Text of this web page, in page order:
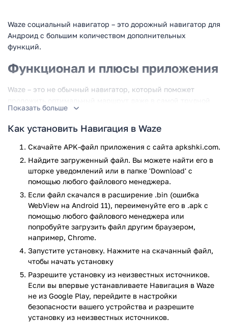
Waze социальный навигатор – это дорожный навигатор для
Андроид с большим количеством дополнительных
функций.
Функционал и плюсы приложения
Waze – это не обычный навигатор, который поможет
дорожной ситуации. Даже если водитель знает, по какому
дополнительную информацию по поводу дорожных пробок,
дорожных происшествий, пунктов полиции, прочих
непредвиденных событий. Причем, все в режиме
реального времени. Все это позволит сэкономить не
только время, но и нервы.
Почему же все-таки стоит скачать Waze? Вот лишь
некоторые пункты, на которые можно обратить внимание:
Можно наглядно видеть все дорожные события на
маршруте и таким образом быть предупрежденным о
неожиданностях;
Можно всегда прибыть к месту назначения
значительно быстрее и легче, чем если бы
приходилось ездить обычным способом;
Waze позволяет указать предполагаемое время
прибытия – с учетом всех дорожных условий;
А еще можно платить меньше за топливо – как за счет
Показать больше
Как установить Навигация в Waze
Скачайте APK-файл приложения с сайта apkshki.com.
Найдите загруженный файл. Вы можете найти его в
шторке уведомлений или в папке 'Download' с
помощью любого файлового менеджера.
Если файл скачался в расширение .bin (ошибка
WebView на Android 11), переименуйте его в .apk с
помощью любого файлового менеджера или
попробуйте загрузить файл другим браузером,
например, Chrome.
Запустите установку. Нажмите на скачанный файл,
чтобы начать установку
Разрешите установку из неизвестных источников.
Если вы впервые устанавливаете Навигация в Waze
не из Google Play, перейдите в настройки
безопасности вашего устройства и разрешите
установку из неизвестных источников.